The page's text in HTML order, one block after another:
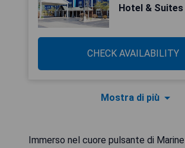
Hotel & Suites
CHECK AVAILABILITY
Mostra di più
Immerso nel cuore pulsante di